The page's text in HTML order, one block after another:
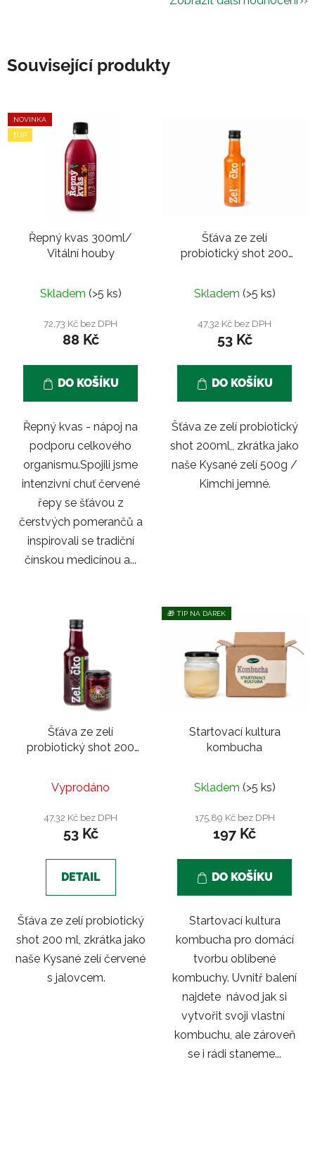
Související produkty
NOVINKA
❗TIP
Řepný kvas 300ml/
Vitální houby
Skladem (>5 ks)
72,73 Kč bez DPH
88 Kč
DO KOŠÍKU
Řepný kvas - nápoj na
podporu celkového
organismu.Spojili jsme
intenzivní chuť červené
řepy se šťávou z
čerstvých pomerančů a
inspirovali se tradiční
čínskou medicínou a...
Šťáva ze zelí
probiotický shot 200
Skladem (>5 ks)
47,32 Kč bez DPH
53 Kč
DO KOŠÍKU
Šťáva ze zelí probiotický
shot 200ml,, zkrátka jako
naše Kysané zelí 500g /
Kimchi jemné.
Šťáva ze zelí
probiotický shot 200
Vyprodáno
47,32 Kč bez DPH
53 Kč
DETAIL
Šťáva ze zelí probiotický
shot 200 ml, zkrátka jako
naše Kysané zelí červené
s jalovcem.
🎁 TIP NA DÁREK
Startovací kultura
kombucha
Skladem (>5 ks)
175,89 Kč bez DPH
197 Kč
DO KOŠÍKU
Startovací kultura
kombucha pro domácí
tvorbu oblíbené
kombuchy. Uvnitř balení
najdete návod jak si
vytvořit svoji vlastní
kombuchu, ale zároveň
se i rádi staneme...